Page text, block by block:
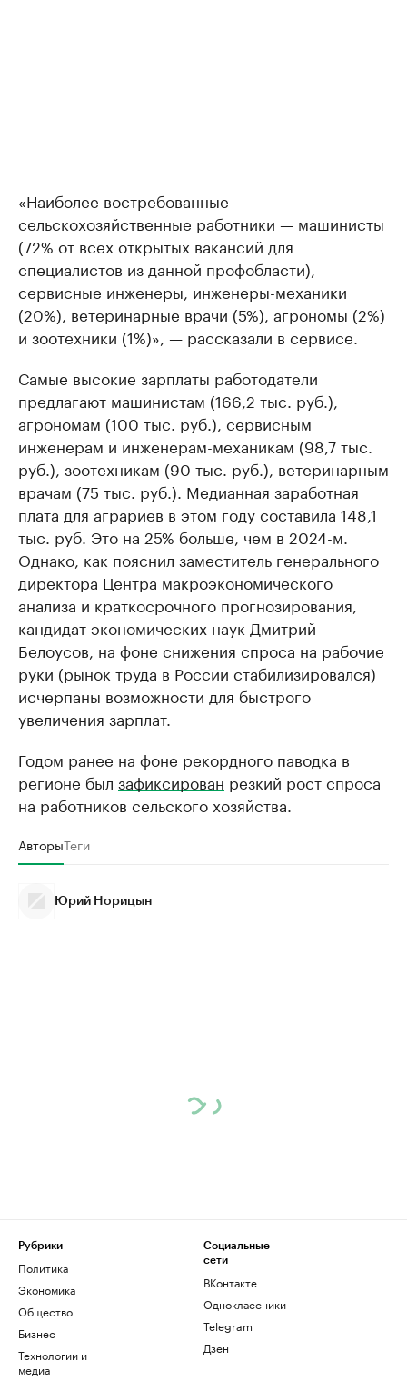
«Наиболее востребованные
сельскохозяйственные работники — машинисты
(72% от всех открытых вакансий для
специалистов из данной профобласти),
сервисные инженеры, инженеры-механики
(20%), ветеринарные врачи (5%), агрономы (2%)
и зоотехники (1%)», — рассказали в сервисе.
Самые высокие зарплаты работодатели
предлагают машинистам (166,2 тыс. руб.),
агрономам (100 тыс. руб.), сервисным
инженерам и инженерам-механикам (98,7 тыс.
руб.), зоотехникам (90 тыс. руб.), ветеринарным
врачам (75 тыс. руб.). Медианная заработная
плата для аграриев в этом году составила 148,1
тыс. руб. Это на 25% больше, чем в 2024-м.
Однако, как пояснил заместитель генерального
директора Центра макроэкономического
анализа и краткосрочного прогнозирования,
кандидат экономических наук Дмитрий
Белоусов, на фоне снижения спроса на рабочие
руки (рынок труда в России стабилизировался)
исчерпаны возможности для быстрого
увеличения зарплат.
Годом ранее на фоне рекордного паводка в
регионе был зафиксирован резкий рост спроса
на работников сельского хозяйства.
АвторыТеги
Юрий Норицын
Рубрики
Политика
Экономика
Общество
Бизнес
Технологии и
медиа
Социальные
сети
ВКонтакте
Одноклассники
Telegram
Дзен